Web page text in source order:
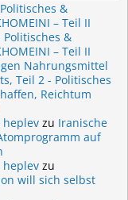
&
– Teil II
Politisches &
– Teil II
Nahrungsmittel
Teil 2 - Politisches
Reichtum
heplev zu Iranische
auf
heplev zu
will sich selbst